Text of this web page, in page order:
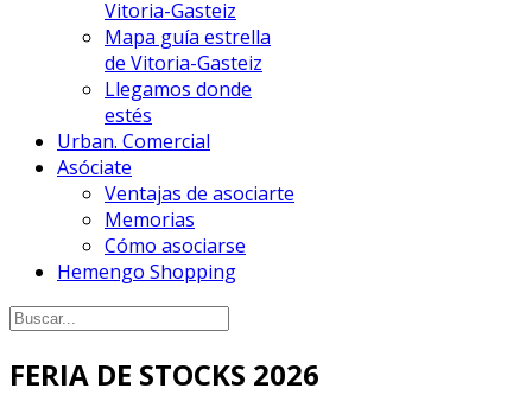
Vitoria-Gasteiz
Mapa guía estrella
de Vitoria-Gasteiz
Llegamos donde
estés
Urban. Comercial
Asóciate
Ventajas de asociarte
Memorias
Cómo asociarse
Hemengo Shopping
FERIA DE STOCKS 2026